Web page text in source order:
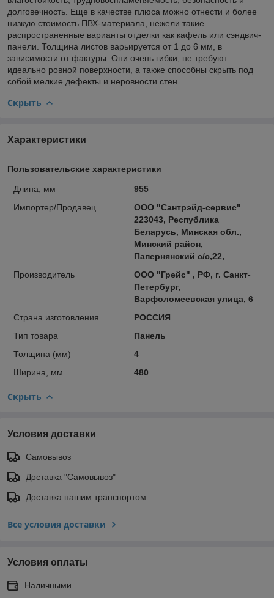
долговечность. Еще в качестве плюса можно отнести и более
низкую стоимость ПВХ-материала, нежели такие
распространенные варианты отделки как кафель или сэндвич-
панели. Толщина листов варьируется от 1 до 6 мм, в
зависимости от фактуры. Они очень гибки, не требуют
идеально ровной поверхности, а также способны скрыть под
собой мелкие дефекты и неровности стен
Скрыть
Характеристики
Пользовательские характеристики
Длина, мм
955
Импортер/Продавец
ООО "Сантрэйд-сервис"
223043, Республика
Беларусь, Минская обл.,
Минский район,
Папернянский с/с,22,
Производитель
ООО "Грейс" , РФ, г. Санкт-
Петербург,
Варфоломеевская улица, 6
Страна изготовления
РОССИЯ
Тип товара
Панель
Толщина (мм)
4
Ширина, мм
480
Скрыть
Условия доставки
Самовывоз
Доставка "Самовывоз"
Доставка нашим транспортом
Все условия доставки
Условия оплаты
Наличными